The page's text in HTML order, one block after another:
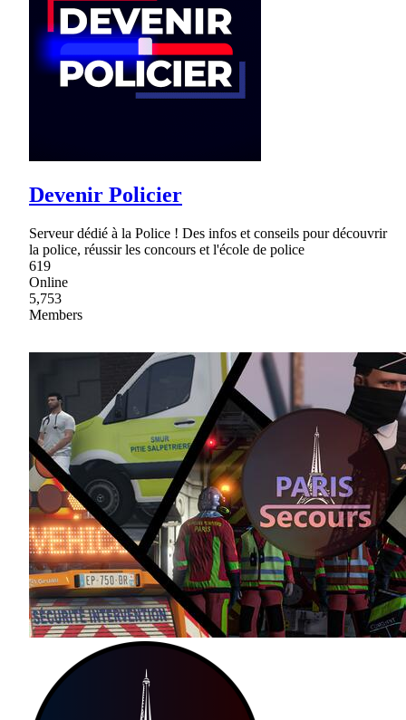
Devenir Policier
Serveur dédié à la Police ! Des infos et conseils pour découvrir
la police, réussir les concours et l'école de police
619
Online
5,753
Members